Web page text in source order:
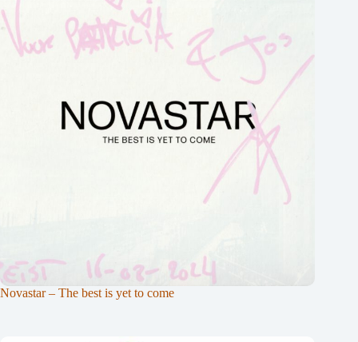
Novastar – The best is yet to come